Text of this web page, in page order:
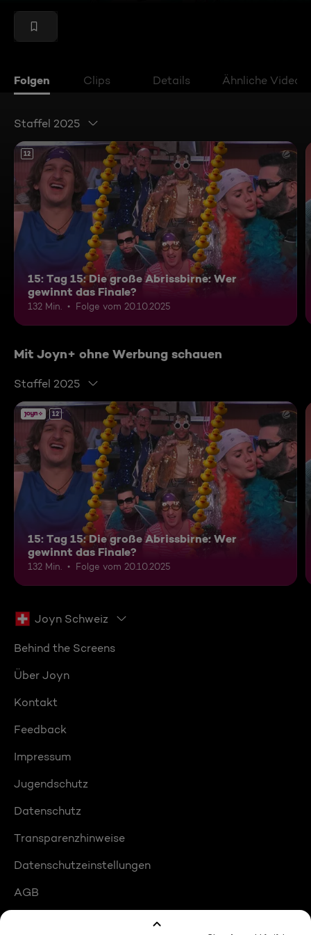
Folgen Clips Details Ähnliche Videos
Staffel 2025
12
15: Tag 15: Die große Abrissbirne: Wer
gewinnt das Finale?
132 Min. Folge vom 20.10.2025
Mit Joyn+ ohne Werbung schauen
Staffel 2025
12
15: Tag 15: Die große Abrissbirne: Wer
gewinnt das Finale?
132 Min. Folge vom 20.10.2025
Joyn Schweiz
Behind the Screens
Über Joyn
Kontakt
Feedback
Impressum
Jugendschutz
Datenschutz
Transparenzhinweise
Datenschutzeinstellungen
AGB